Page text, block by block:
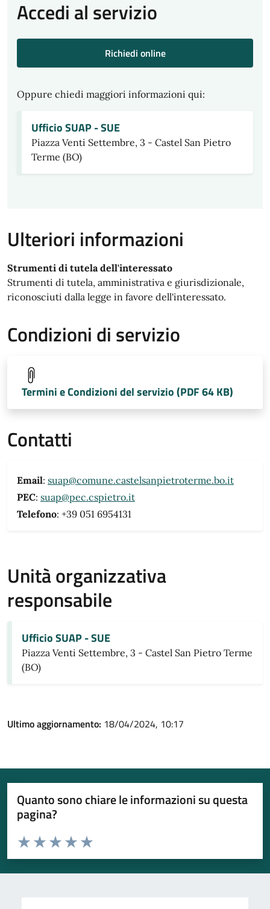
Accedi al servizio
Richiedi online
Oppure chiedi maggiori informazioni qui:
Ufficio SUAP - SUE
Piazza Venti Settembre, 3 - Castel San Pietro
Terme (BO)
Ulteriori informazioni
Strumenti di tutela dell'interessato
Strumenti di tutela, amministrativa e giurisdizionale,
riconosciuti dalla legge in favore dell'interessato.
Condizioni di servizio
Termini e Condizioni del servizio (PDF 64 KB)
Contatti
Email: suap@comune.castelsanpietroterme.bo.it
PEC: suap@pec.cspietro.it
Telefono: +39 051 6954131
Unità organizzativa
responsabile
Ufficio SUAP - SUE
Piazza Venti Settembre, 3 - Castel San Pietro Terme
(BO)
Ultimo aggiornamento: 18/04/2024, 10:17
Quanto sono chiare le informazioni su questa
pagina?
Valuta da 1 a 5 stelle la pagina
Valuta 5 stelle su 5
Valuta 4 stelle su 5
Valuta 3 stelle su 5
Valuta 2 stelle su 5
Valuta 1 stelle su 5